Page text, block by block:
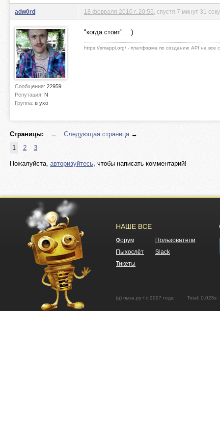
adw0rd
Сообщения: 22959
Репутация: N
Группа: в ухо
18 февраля 2010 г. 20:55 , спустя 7 минут 31
"когда стоит"… )
https://smappi.org/ - платформа по созданию API на все
Страницы: ← Следующая страница→
1
2 3
Пожалуйста, авторизуйтесь, чтобы написать комментарий!
НАШЕ ВСЕ
Форум
Пользователи
Пыхослёт
Slack
Тикеты
(ц) пыха.ру / с 2007 года Total: